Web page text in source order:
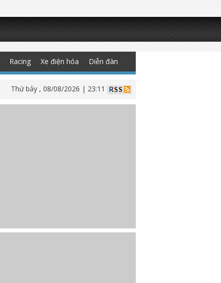
Racing Xe điện hóa Diễn đàn
Thứ bảy , 08/08/2026 | 23:11